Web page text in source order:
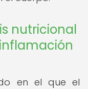
nutricional
en el que el